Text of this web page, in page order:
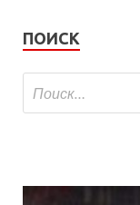
ПОИСК